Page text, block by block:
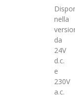
nella
da
24V
d.c.
e
230V
a.c.